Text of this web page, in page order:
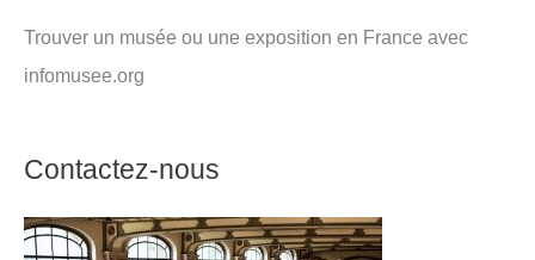
Trouver un musée ou une exposition en France avec
infomusee.org
Contactez-nous